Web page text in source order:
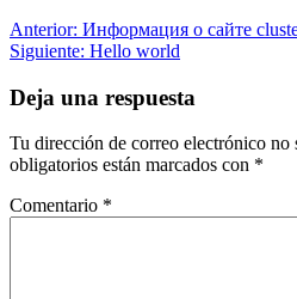
Navegación
de
entradas
Anterior: Entrada
anterior:
Информация о сайте
Siguiente: Siguiente
Hello world
Deja una respuesta
Tu dirección de correo electrónico no
obligatorios están marcados con *
Comentario *